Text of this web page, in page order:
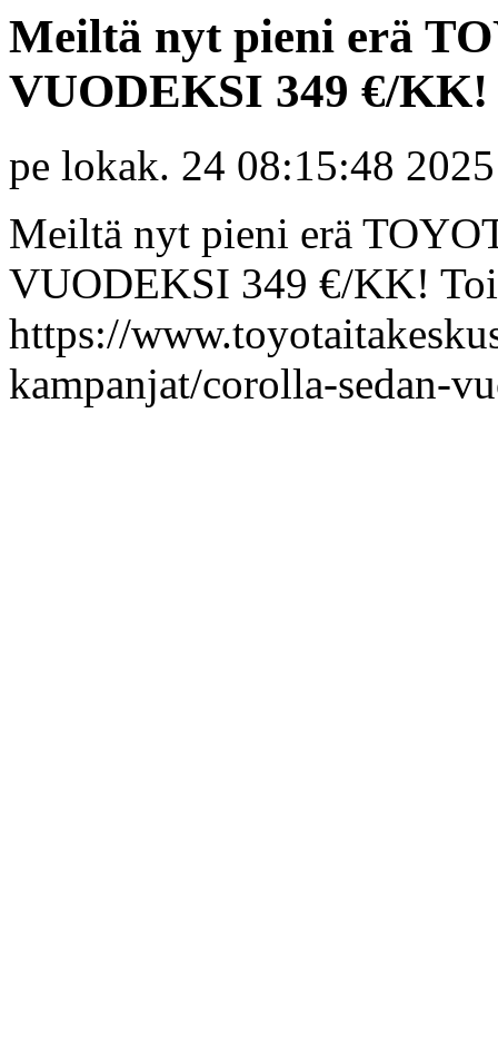
Meiltä nyt pieni erä
VUODEKSI 349 €/KK!
pe lokak. 24 08:15:48 2025
Meiltä nyt pieni erä
VUODEKSI 349 €/KK!
https://
kampanjat/corolla-sedan-